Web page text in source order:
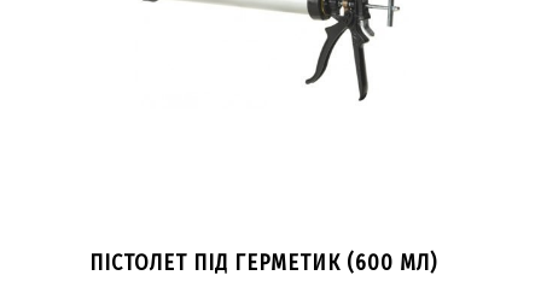
ПІСТОЛЕТ ПІД ГЕРМЕТИК (600 МЛ)